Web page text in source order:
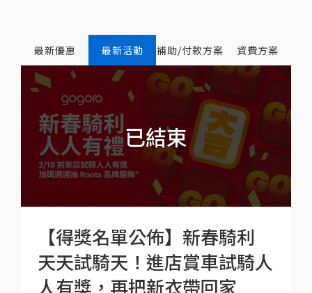
最新優惠 最新活動 補助/付款方案 資費方案
【得獎名單公佈】新春騎利
天天試騎天！進店賞車試騎人
人有獎，再把新衣帶回家